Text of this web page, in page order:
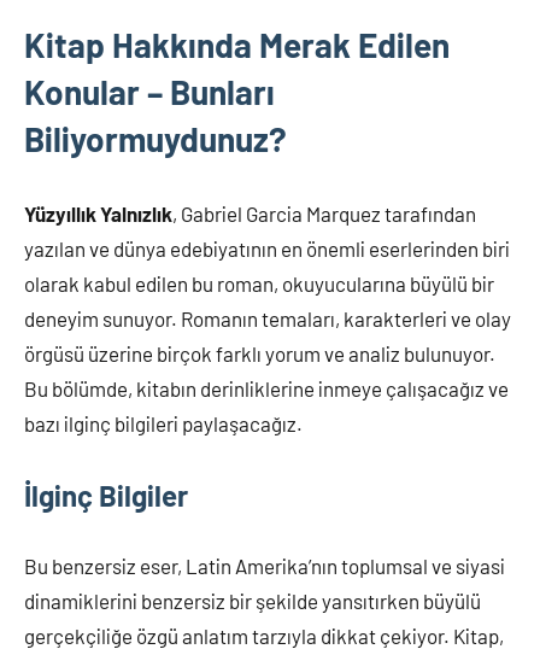
Kitap Hakkında Merak Edilen
Konular – Bunları
Biliyormuydunuz?
Yüzyıllık Yalnızlık, Gabriel Garcia Marquez tarafından
yazılan ve dünya edebiyatının en önemli eserlerinden biri
olarak kabul edilen bu roman, okuyucularına büyülü bir
deneyim sunuyor. Romanın temaları, karakterleri ve olay
örgüsü üzerine birçok farklı yorum ve analiz bulunuyor.
Bu bölümde, kitabın derinliklerine inmeye çalışacağız ve
bazı ilginç bilgileri paylaşacağız.
İlginç Bilgiler
Bu benzersiz eser, Latin Amerika’nın toplumsal ve siyasi
dinamiklerini benzersiz bir şekilde yansıtırken büyülü
gerçekçiliğe özgü anlatım tarzıyla dikkat çekiyor. Kitap,